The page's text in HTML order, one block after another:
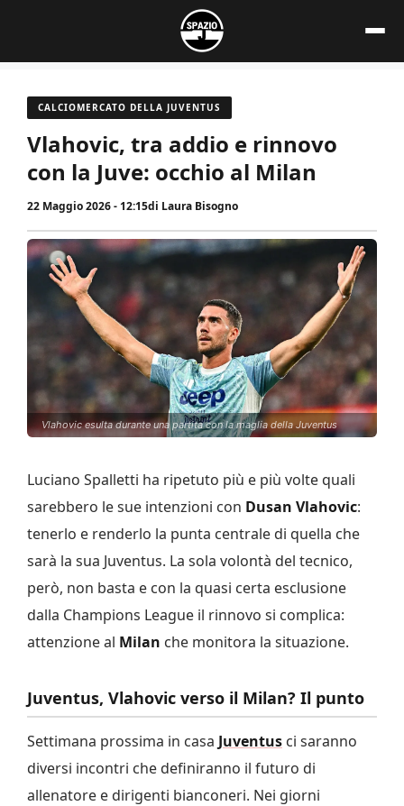
contenuto
CALCIOMERCATO DELLA JUVENTUS
Vlahovic, tra addio e rinnovo
con la Juve: occhio al Milan
22 Maggio 2026 - 12:15di Laura Bisogno
Vlahovic esulta durante una partita con la maglia della Juventus
Luciano Spalletti ha ripetuto più e più volte quali
sarebbero le sue intenzioni con Dusan Vlahovic:
tenerlo e renderlo la punta centrale di quella che
sarà la sua Juventus. La sola volontà del tecnico,
però, non basta e con la quasi certa esclusione
dalla Champions League il rinnovo si complica:
attenzione al Milan che monitora la situazione.
Juventus, Vlahovic verso il Milan? Il punto
Settimana prossima in casa Juventus ci saranno
diversi incontri che definiranno il futuro di
allenatore e dirigenti bianconeri. Nei giorni